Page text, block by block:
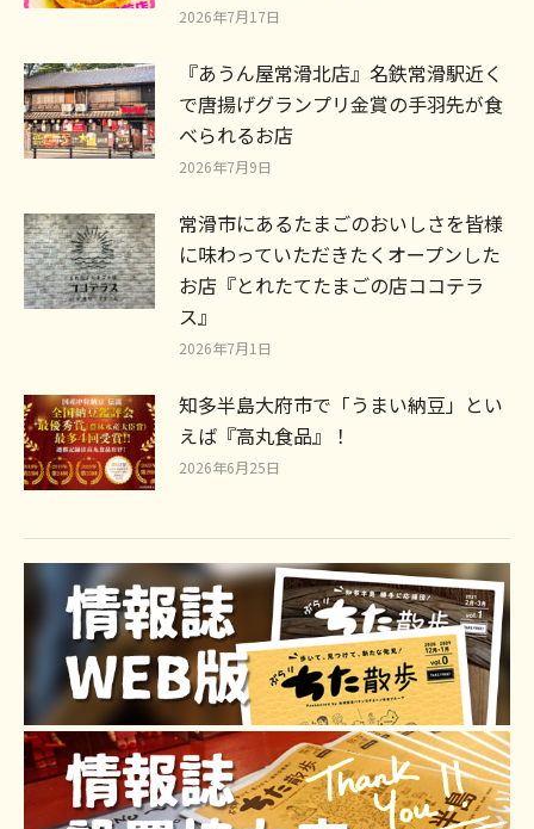
2026年7月17日
『あうん屋常滑北店』名鉄常滑駅近く
で唐揚げグランプリ金賞の手羽先が食
べられるお店
2026年7月9日
常滑市にあるたまごのおいしさを皆様
に味わっていただきたくオープンした
お店『とれたてたまごの店ココテラ
ス』
2026年7月1日
知多半島大府市で「うまい納豆」とい
えば『高丸食品』！
2026年6月25日